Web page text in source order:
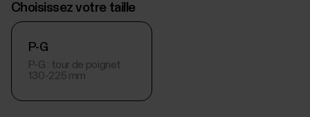
Choisissez votre taille
P-G
P-G : tour de poignet
130-225 mm